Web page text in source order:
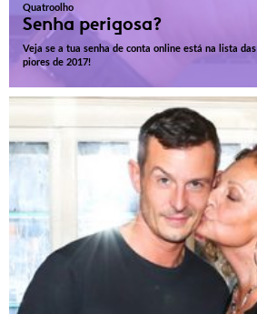
Quatroolho
Senha perigosa?
Veja se a tua senha de conta online está na lista das
piores de 2017!